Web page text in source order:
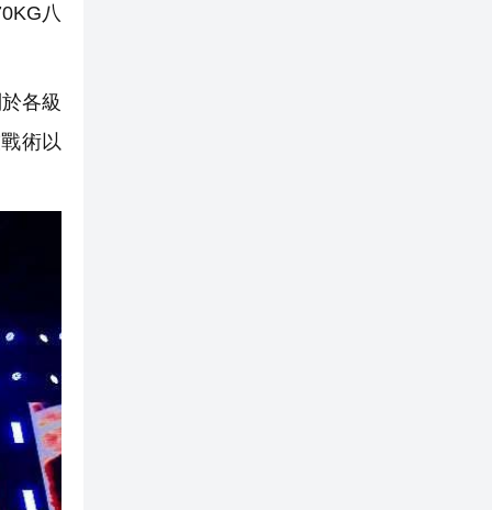
八
各級
術以